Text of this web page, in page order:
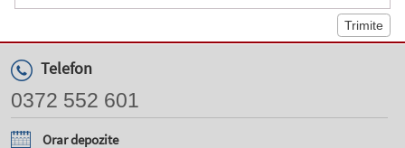
Telefon
0372 552 601
Orar depozite